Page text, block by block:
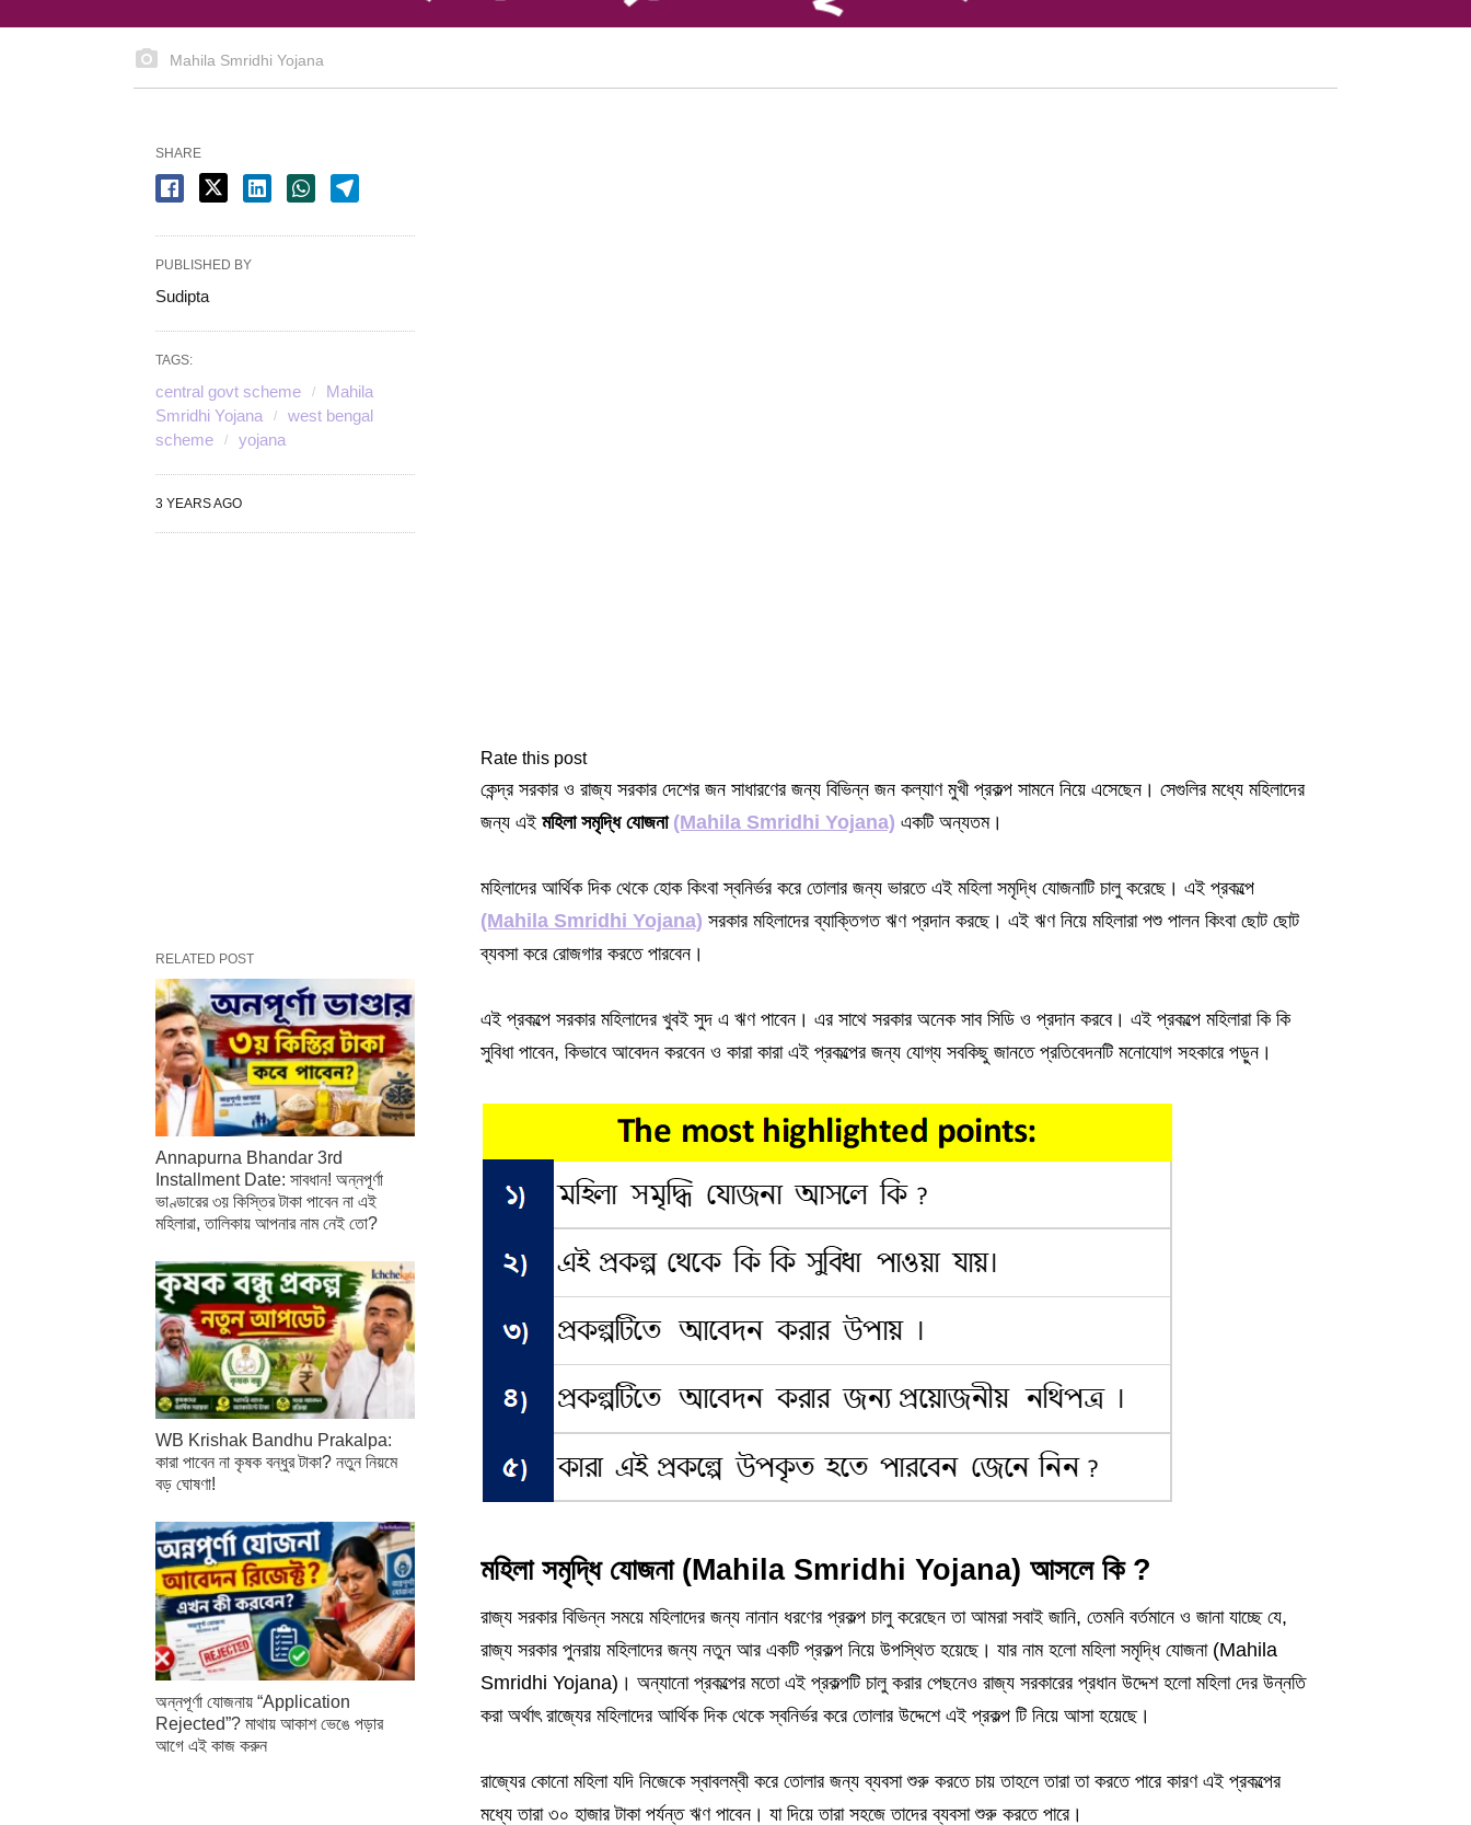
Mahila Smridhi Yojana
Rate this post
কেন্দ্র সরকার ও রাজ্য সরকার দেশের জন সাধারণের জন্য বিভিন্ন জন কল্যাণ মুখী প্রকল্প সামনে নিয়ে এসেছেন। সেগুলির মধ্যে মহিলাদের
জন্য এই মহিলা সমৃদ্ধি যোজনা (Mahila Smridhi Yojana) একটি অন্যতম।
মহিলাদের আর্থিক দিক থেকে হোক কিংবা স্বনির্ভর করে তোলার জন্য ভারতে এই মহিলা সমৃদ্ধি যোজনাটি চালু করেছে। এই প্রকল্পে
(Mahila Smridhi Yojana) সরকার মহিলাদের ব্যাক্তিগত ঋণ প্রদান করছে। এই ঋণ নিয়ে মহিলারা পশু পালন কিংবা ছোট ছোট
ব্যবসা করে রোজগার করতে পারবেন।
এই প্রকল্পে সরকার মহিলাদের খুবই সুদ এ ঋণ পাবেন। এর সাথে সরকার অনেক সাব সিডি ও প্রদান করবে। এই প্রকল্পে মহিলারা কি কি
সুবিধা পাবেন, কিভাবে আবেদন করবেন ও কারা কারা এই প্রকল্পের জন্য যোগ্য সবকিছু জানতে প্রতিবেদনটি মনোযোগ সহকারে পড়ুন।
মহিলা সমৃদ্ধি যোজনা (Mahila Smridhi Yojana) আসলে কি ?
রাজ্য সরকার বিভিন্ন সময়ে মহিলাদের জন্য নানান ধরণের প্রকল্প চালু করেছেন তা আমরা সবাই জানি, তেমনি বর্তমানে ও জানা যাচ্ছে যে,
রাজ্য সরকার পুনরায় মহিলাদের জন্য নতুন আর একটি প্রকল্প নিয়ে উপস্থিত হয়েছে। যার নাম হলো মহিলা সমৃদ্ধি যোজনা (Mahila
Smridhi Yojana)। অন্যানো প্রকল্পের মতো এই প্রকল্পটি চালু করার পেছনেও রাজ্য সরকারের প্রধান উদ্দেশ হলো মহিলা দের উন্নতি
করা অর্থাৎ রাজ্যের মহিলাদের আর্থিক দিক থেকে স্বনির্ভর করে তোলার উদ্দেশে এই প্রকল্প টি নিয়ে আসা হয়েছে।
রাজ্যের কোনো মহিলা যদি নিজেকে স্বাবলম্বী করে তোলার জন্য ব্যবসা শুরু করতে চায় তাহলে তারা তা করতে পারে কারণ এই প্রকল্পের
মধ্যে তারা ৩০ হাজার টাকা পর্যন্ত ঋণ পাবেন। যা দিয়ে তারা সহজে তাদের ব্যবসা শুরু করতে পারে।
SHARE
PUBLISHED BY
Sudipta
TAGS:
central govt scheme
Mahila
Smridhi Yojana
west bengal
scheme
yojana
3 YEARS AGO
RELATED POST
Annapurna Bhandar 3rd
Installment Date: সাবধান! অন্নপূর্ণা
ভাণ্ডারের ৩য় কিস্তির টাকা পাবেন না এই
মহিলারা, তালিকায় আপনার নাম নেই তো?
WB Krishak Bandhu Prakalpa:
কারা পাবেন না কৃষক বন্ধুর টাকা? নতুন নিয়মে
বড় ঘোষণা!
অন্নপূর্ণা যোজনায় “Application
Rejected”? মাথায় আকাশ ভেঙে পড়ার
আগে এই কাজ করুন